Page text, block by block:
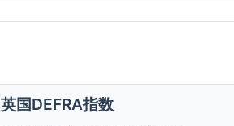
英国DEFRA指数